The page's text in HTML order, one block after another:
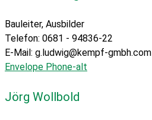
Bauleiter, Ausbilder
Telefon: 0681 - 94836-22
E-Mail: g.ludwig@kempf-gmbh.com
Envelope Phone-alt
Jörg Wollbold